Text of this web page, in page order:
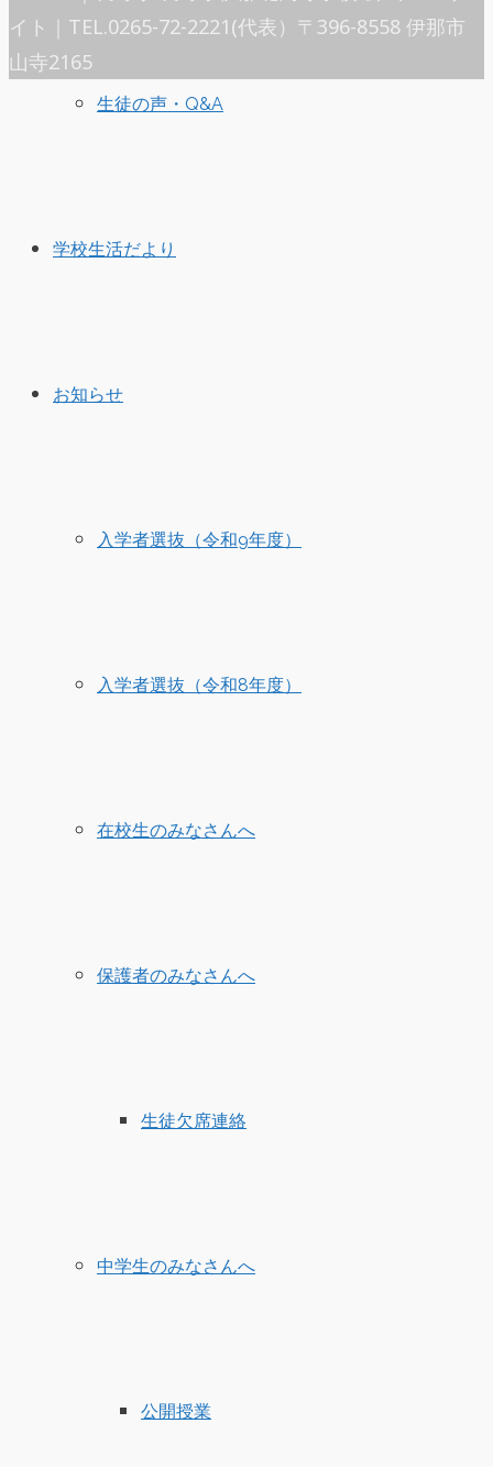
生徒の声・Q&A
学校生活だより
お知らせ
入学者選抜（令和9年度）
入学者選抜（令和8年度）
在校生のみなさんへ
保護者のみなさんへ
生徒欠席連絡
中学生のみなさんへ
公開授業
イト｜TEL.0265-72-2221(代表）〒396-8558 伊那市
山寺2165